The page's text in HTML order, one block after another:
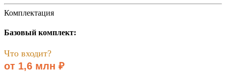
Комплектация
Базовый комплект:
Что входит?
от 1,6 млн ₽